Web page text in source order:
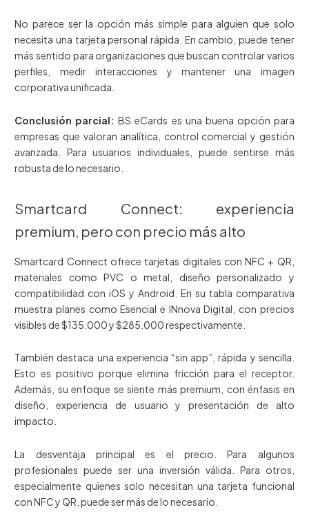
No parece ser la opción más simple para alguien que solo
necesita una tarjeta personal rápida. En cambio, puede tener
más sentido para organizaciones que buscan controlar varios
perfiles, medir interacciones y mantener una imagen
corporativa unificada.
Conclusión parcial: BS eCards es una buena opción para
empresas que valoran analítica, control comercial y gestión
avanzada. Para usuarios individuales, puede sentirse más
robusta de lo necesario.
Smartcard Connect: experiencia
premium, pero con precio más alto
Smartcard Connect ofrece tarjetas digitales con NFC + QR,
materiales como PVC o metal, diseño personalizado y
compatibilidad con iOS y Android. En su tabla comparativa
muestra planes como Esencial e INnova Digital, con precios
visibles de $135.000 y $285.000 respectivamente.
También destaca una experiencia “sin app”, rápida y sencilla.
Esto es positivo porque elimina fricción para el receptor.
Además, su enfoque se siente más premium, con énfasis en
diseño, experiencia de usuario y presentación de alto
impacto.
La desventaja principal es el precio. Para algunos
profesionales puede ser una inversión válida. Para otros,
especialmente quienes solo necesitan una tarjeta funcional
con NFC y QR, puede ser más de lo necesario.